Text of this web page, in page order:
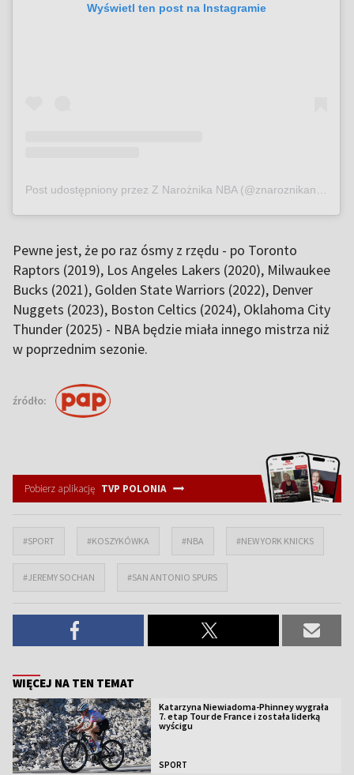
Wyświetl ten post na Instagramie
Pewne jest, że po raz ósmy z rzędu - po Toronto
Raptors (2019), Los Angeles Lakers (2020), Milwaukee
Bucks (2021), Golden State Warriors (2022), Denver
Nuggets (2023), Boston Celtics (2024), Oklahoma City
Thunder (2025) - NBA będzie miała innego mistrza niż
w poprzednim sezonie.
źródło:
Pobierz aplikację TVP POLONIA
#SPORT #KOSZYKÓWKA #NBA #NEW YORK KNICKS
#JEREMY SOCHAN #SAN ANTONIO SPURS
WIĘCEJ NA TEN TEMAT
Katarzyna Niewiadoma-Phinney wygrała
7. etap Tour de France i została liderką
wyścigu
SPORT